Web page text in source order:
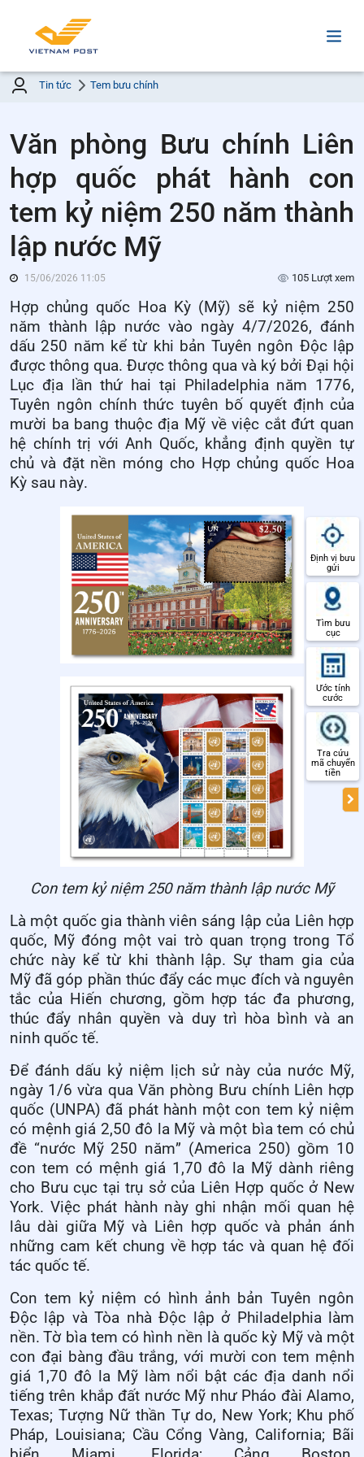
Tin tức Tem bưu chính
Văn phòng Bưu chính Liên
hợp quốc phát hành con
tem kỷ niệm 250 năm thành
lập nước Mỹ
15/06/2026 11:05 105 Lượt xem
Hợp chủng quốc Hoa Kỳ (Mỹ) sẽ kỷ niệm 250
năm thành lập nước vào ngày 4/7/2026, đánh
dấu 250 năm kể từ khi bảnTuyên ngôn Độc lập
được thông qua. Được thông qua và ký bởi Đại hội
Lục địa lần thứ hai tại Philadelphia năm 1776,
Tuyên ngôn chính thức tuyên bố quyết định của
mười ba bang thuộc địa Mỹ về việc cắt đứt quan
hệ chính trị với Anh Quốc, khẳng định quyền tự
chủ và đặt nền móng cho Hợp chủng quốc Hoa
Kỳ sau này.
Con tem kỷ niệm 250 năm thành lập nước Mỹ
Là một quốc gia thành viên sáng lập của Liên hợp
quốc, Mỹ đóng một vai trò quan trọng trong Tổ
chức này kể từ khi thành lập. Sự tham gia của
Mỹ đã góp phần thúc đẩy các mục đích và nguyên
tắc của Hiến chương, gồm hợp tác đa phương,
thúc đẩy nhân quyền và duy trì hòa bình và an
ninh quốc tế.
Để đánh dấu kỷ niệm lịch sử này của nước Mỹ,
ngày 1/6 vừa qua Văn phòng Bưu chính Liên hợp
quốc (UNPA) đã phát hành một con tem kỷ niệm
có mệnh giá 2,50 đô laMỹ và một bìatem có chủ
đề “nước Mỹ 250 năm” (America 250) gồm 10
con tem có mệnh giá 1,70 đô la Mỹ dành riêng
cho Bưu cục tại trụ sở của Liên Hợp quốc ở New
York. Việc phát hành này ghi nhận mối quan hệ
lâu dài giữa Mỹ và Liên hợp quốc và phản ánh
những cam kết chung về hợp tác và quan hệ đối
tác quốc tế.
Con tem kỷ niệm có hình ảnh bản Tuyên ngôn
Độc lập vàTòa nhà Độc lập ở Philadelphia làm
nền. Tờ bìa tem có hình nền là quốc kỳ Mỹvà một
con đại bàng đầu trắng, với mười con tem mệnh
giá 1,70 đô la Mỹ làm nổi bật các địa danh nổi
tiếngtrên khắp đất nướcMỹ như Pháo đài Alamo,
Texas; Tượng Nữ thần Tự do, New York; Khu phố
Pháp, Louisiana; Cầu Cổng Vàng, California; Bãi
Định vị bưu
gửi
Tìm bưu
cục
Ước tính
cước
Tra cứu
mã chuyển
tiền